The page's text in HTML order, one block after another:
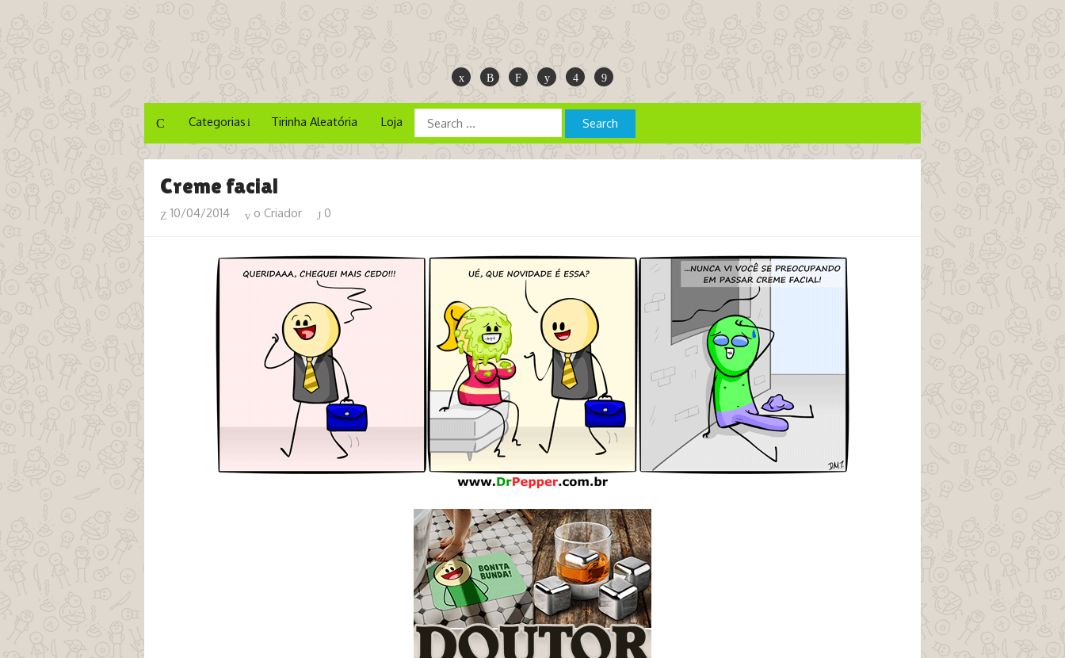
Categorias Tirinha Aleatória Loja
Creme facial
10/04/2014 o Criador 0